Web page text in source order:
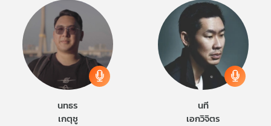
นทธร
เกตุชู
นที
เอกวิจิตร